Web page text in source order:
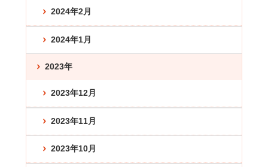
2024年2月
2024年1月
2023年
2023年12月
2023年11月
2023年10月